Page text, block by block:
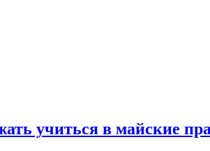
учиться в майские